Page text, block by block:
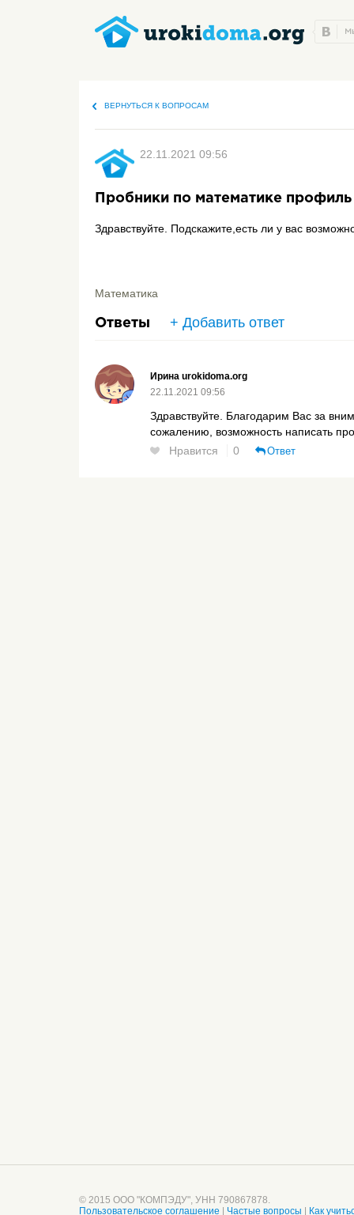
ВЕРНУТЬСЯ К ВОПРОСАМ
22.11.2021 09:56
Пробники по математике
Здравствуйте. Подскажите,есть ли у вас
Математика
Ответы + Добавить ответ
Ирина urokidoma.org
22.11.2021 09:56
Здравствуйте. Благодарим Вас за
сожалению, возможность написать
Нравится
0 Ответ
© 2015 ООО "КОМПЭДУ", УНН 790867878.
Пользовательское соглашение
Частые вопросы Как